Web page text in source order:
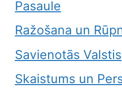
Pasaule
Ražošana un
Savienotās Valstis
Skaistums un